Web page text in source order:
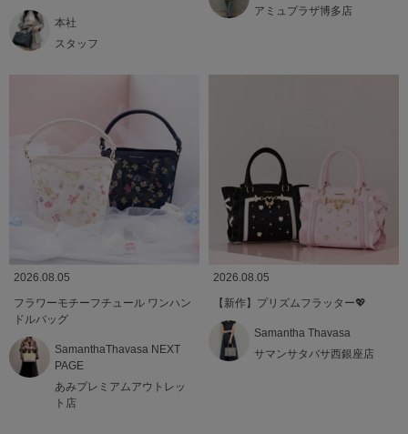
本社
スタッフ
アミュプラザ博多店
2026.08.05
フラワーモチーフチュール ワンハン
ドルバッグ
SamanthaThavasa NEXT
PAGE
あみプレミアムアウトレッ
ト店
2026.08.05
【新作】プリズムフラッター💖
Samantha Thavasa
サマンサタバサ西銀座店